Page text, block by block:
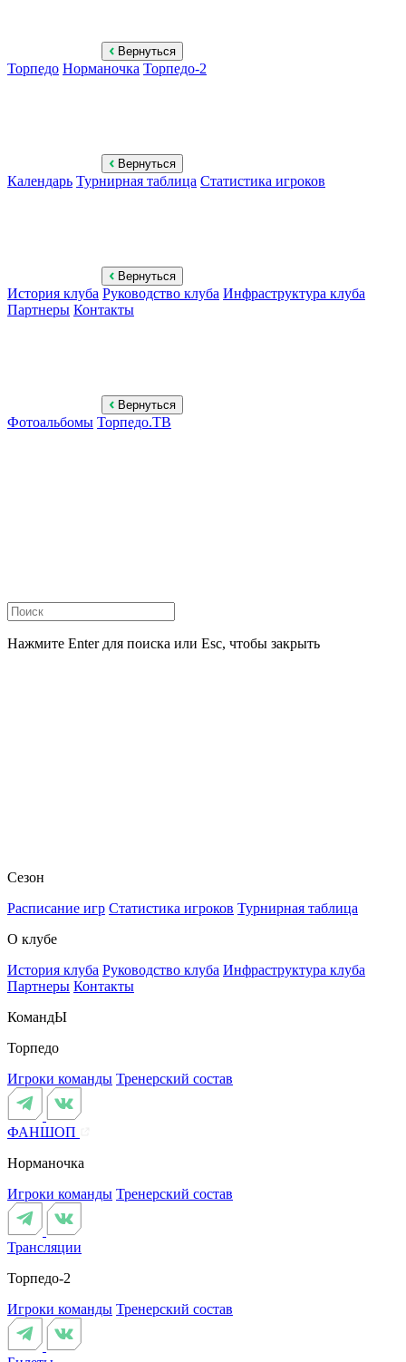
Вернуться
Торпедо Норманочка Торпедо-2
Вернуться
Календарь Турнирная таблица Статистика игроков
Вернуться
История клуба Руководство клуба Инфраструктура клуба
Партнеры Контакты
Вернуться
Фотоальбомы Торпедо.ТВ
Нажмите Enter для поиска или Esc, чтобы закрыть
Сезон
Расписание игр Статистика игроков Турнирная таблица
О клубе
История клуба Руководство клуба Инфраструктура клуба
Партнеры Контакты
КомандЫ
Торпедо
Игроки команды Тренерский состав
ФАНШОП
Норманочка
Игроки команды Тренерский состав
Трансляции
Торпедо-2
Игроки команды Тренерский состав